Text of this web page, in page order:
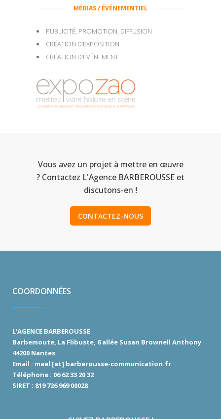
MÉDIAS / ÉVÉNEMENTIEL
PUBLICITÉ, PROMOTION, DIFFUSION
CRÉATION D’EXPOSITION
CRÉATION D’ÉVÉNEMENT
Vous avez un projet à mettre en œuvre
? Contactez L'Agence BARBEROUSSE et
discutons-en !
CONTACTEZ-NOUS
COORDONNÉES
L'AGENCE BARBEROUSSE
Barbemoute, La Flibuste, 6 allée Susan Brownell Anthony
44200 Nantes
Email : mael [at] barberousse-communication.fr
Téléphone : 06 62 33 20 32
SIRET : 819 726 969 00028